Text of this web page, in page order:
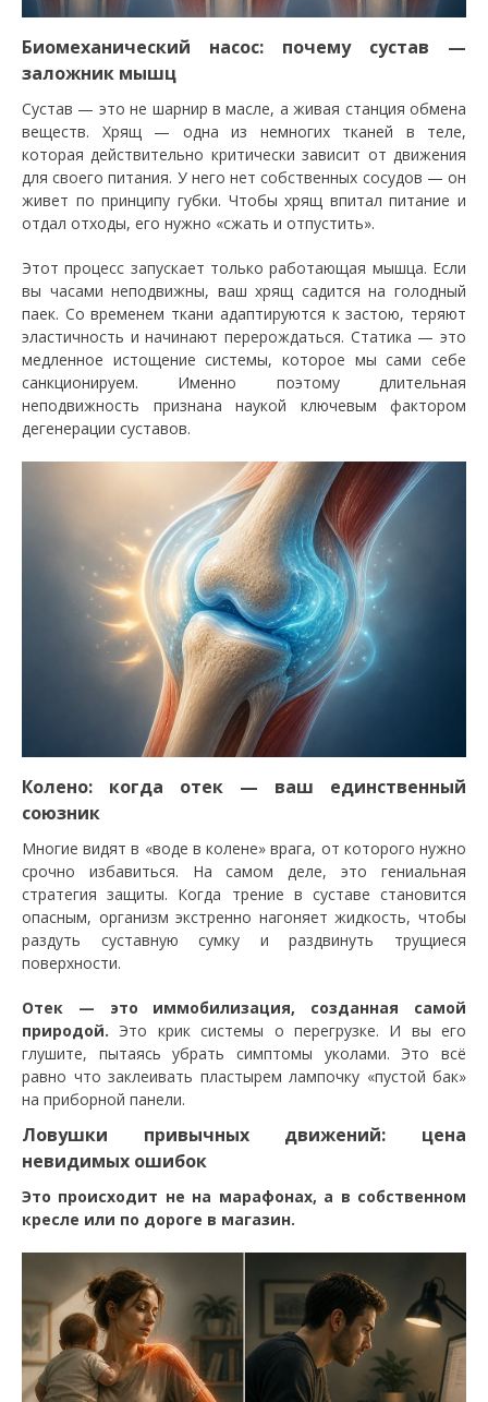
Биомеханический насос: почему сустав —
заложник мышц
Сустав — это не шарнир в масле, а живая станция обмена
веществ. Хрящ — одна из немногих тканей в теле,
которая действительно критически зависит от движения
для своего питания. У него нет собственных сосудов — он
живет по принципу губки. Чтобы хрящ впитал питание и
отдал отходы, его нужно «сжать и отпустить».
Этот процесс запускает только работающая мышца. Если
вы часами неподвижны, ваш хрящ садится на голодный
паек. Со временем ткани адаптируются к застою, теряют
эластичность и начинают перерождаться. Статика — это
медленное истощение системы, которое мы сами себе
санкционируем. Именно поэтому длительная
неподвижность признана наукой ключевым фактором
дегенерации суставов.
Колено: когда отек — ваш единственный
союзник
Многие видят в «воде в колене» врага, от которого нужно
срочно избавиться. На самом деле, это гениальная
стратегия защиты. Когда трение в суставе становится
опасным, организм экстренно нагоняет жидкость, чтобы
раздуть суставную сумку и раздвинуть трущиеся
поверхности.
Отек — это иммобилизация, созданная самой
природой. Это крик системы о перегрузке. И вы его
глушите, пытаясь убрать симптомы уколами. Это всё
равно что заклеивать пластырем лампочку «пустой бак»
на приборной панели.
Ловушки привычных движений: цена
невидимых ошибок
Это происходит не на марафонах, а в собственном
кресле или по дороге в магазин.